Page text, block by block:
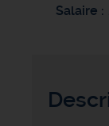
Salaire